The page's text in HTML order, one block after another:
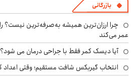
بازرگانی
چرا ارزان‌ترین همیشه به‌صرفه‌ترین نیست؟
عمر می‌کند
آیا دیسک کمر فقط با جراحی درمان می
انتخاب گیربکس شافت مستقیم؛ وقتی اعداد